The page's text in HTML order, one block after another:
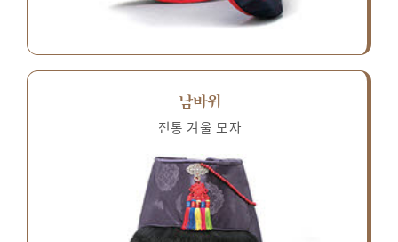
남바위
전통 겨울 모자